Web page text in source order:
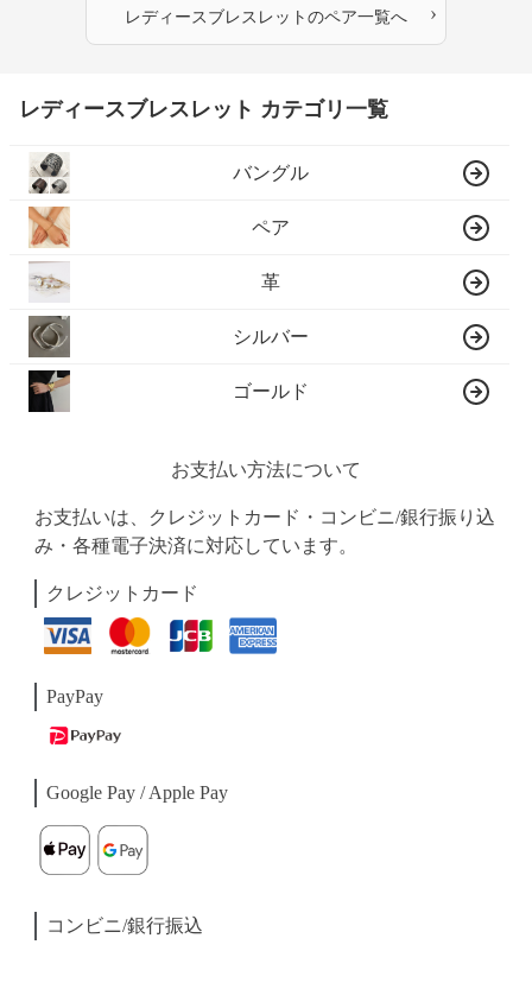
レディースブレスレット のペア一覧へ ›
レディースブレスレット カテゴリ一覧
バングル
ペア
革
シルバー
ゴールド
お支払い方法について
お支払いは、クレジットカード・コンビニ/銀行振り込
み・各種電子決済に対応しています。
クレジットカード
PayPay
Google Pay / Apple Pay
コンビニ/銀行振込